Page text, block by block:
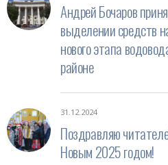
Андрей Бочаров
выделении средств
нового этапа
районе
31.12.2024
Поздравляю
Новым 2025 годом!